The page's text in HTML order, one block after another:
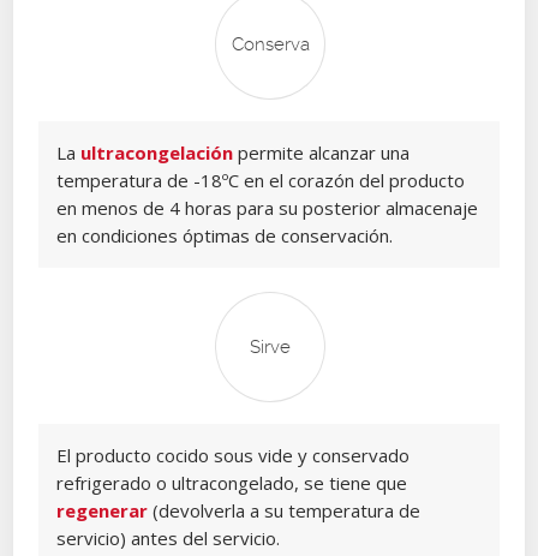
Conserva
La ultracongelación permite alcanzar una
temperatura de -18ºC en el corazón del producto
en menos de 4 horas para su posterior almacenaje
en condiciones óptimas de conservación.
Sirve
El producto cocido sous vide y conservado
refrigerado o ultracongelado, se tiene que
regenerar (devolverla a su temperatura de
servicio) antes del servicio.